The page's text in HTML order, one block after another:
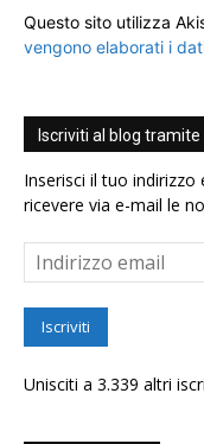
Questo sito utilizza
vengono elaborati i
Iscriviti al blog tramite
Inserisci il tuo
ricevere via e-mail le
Indirizzo
email
Iscriviti
Unisciti a 3.339 altri